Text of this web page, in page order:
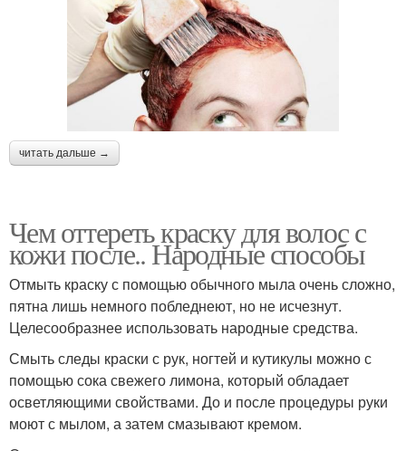
читать дальше →
Чем оттереть краску для волос с
кожи после.. Народные способы
Отмыть краску с помощью обычного мыла очень сложно,
пятна лишь немного побледнеют, но не исчезнут.
Целесообразнее использовать народные средства.
Смыть следы краски с рук, ногтей и кутикулы можно с
помощью сока свежего лимона, который обладает
осветляющими свойствами. До и после процедуры руки
моют с мылом, а затем смазывают кремом.